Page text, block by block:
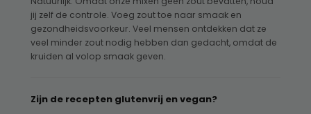
jij zelf de controle. Voeg zout toe naar smaak en
gezondheidsvoorkeur. Veel mensen ontdekken dat ze
veel minder zout nodig hebben dan gedacht, omdat de
kruiden al volop smaak geven.
Zijn de recepten glutenvrij en vegan?